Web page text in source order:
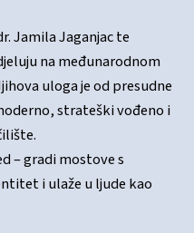
Jamila Jaganjac te
na međunarodnom
uloga je od presudne
strateški vođeno i
– gradi mostove s
i ulaže u ljude kao